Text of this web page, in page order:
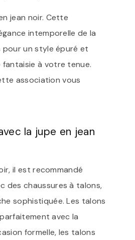
jean noir. Cette
intemporelle de la
pour un style épuré et
à votre tenue.
association vous
la jupe en jean
il est recommandé
des chaussures à talons,
sophistiquée. Les talons
avec la
formelle, les talons